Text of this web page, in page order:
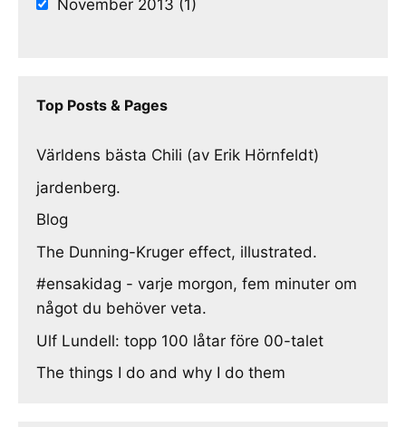
November 2013 (1)
Top Posts & Pages
Världens bästa Chili (av Erik Hörnfeldt)
jardenberg.
Blog
The Dunning-Kruger effect, illustrated.
#ensakidag - varje morgon, fem minuter om
något du behöver veta.
Ulf Lundell: topp 100 låtar före 00-talet
The things I do and why I do them